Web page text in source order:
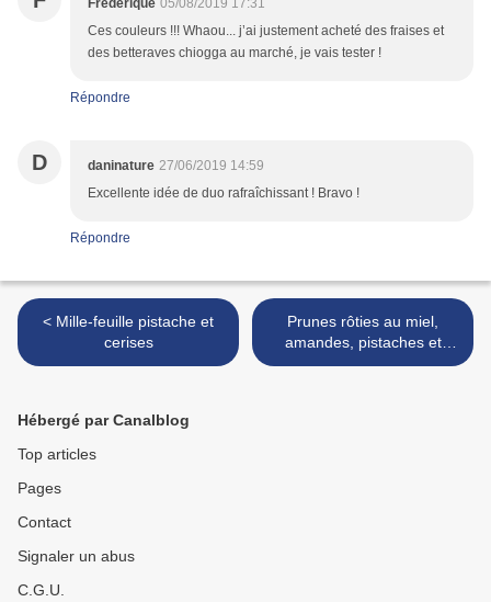
Frédérique 05/08/2019 17:31
Ces couleurs !!! Whaou... j’ai justement acheté des fraises et
des betteraves chiogga au marché, je vais tester !
Répondre
D daninature 27/06/2019 14:59
Excellente idée de duo rafraîchissant ! Bravo !
Répondre
< Mille-feuille pistache et
cerises
Prunes rôties au miel,
amandes, pistaches et
sarrasin caramélisés >
Hébergé par Canalblog
Top articles
Pages
Contact
Signaler un abus
C.G.U.